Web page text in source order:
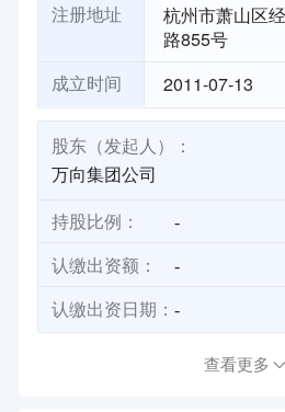
注册地址
杭州市萧山区
路855号
成立时间 2011-07-13
股东（发起人）：
万向集团公司
持股比例： -
认缴出资额： -
认缴出资日期： -
查看更多